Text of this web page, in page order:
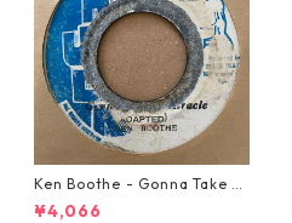
Ken Boothe - Gonna Take A
Miracle【7-21362】
¥4,066